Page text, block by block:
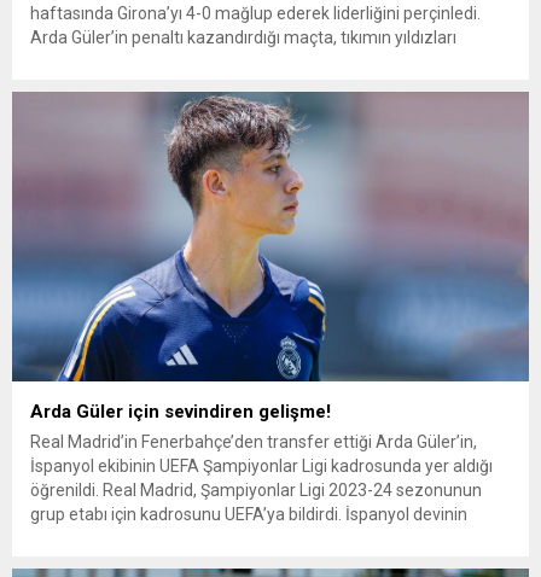
haftasında Girona’yı 4-0 mağlup ederek liderliğini perçinledi.
Arda Güler’in penaltı kazandırdığı maçta, tıkımın yıldızları
4-0 yenerek zirvedeki yerini perçinledi. Milli...
Arda Güler için sevindiren gelişme!
Real Madrid’in Fenerbahçe’den transfer ettiği Arda Güler’in,
İspanyol ekibinin UEFA Şampiyonlar Ligi kadrosunda yer aldığı
öğrenildi. Real Madrid, Şampiyonlar Ligi 2023-24 sezonunun
grup etabı için kadrosunu UEFA’ya bildirdi. İspanyol devinin